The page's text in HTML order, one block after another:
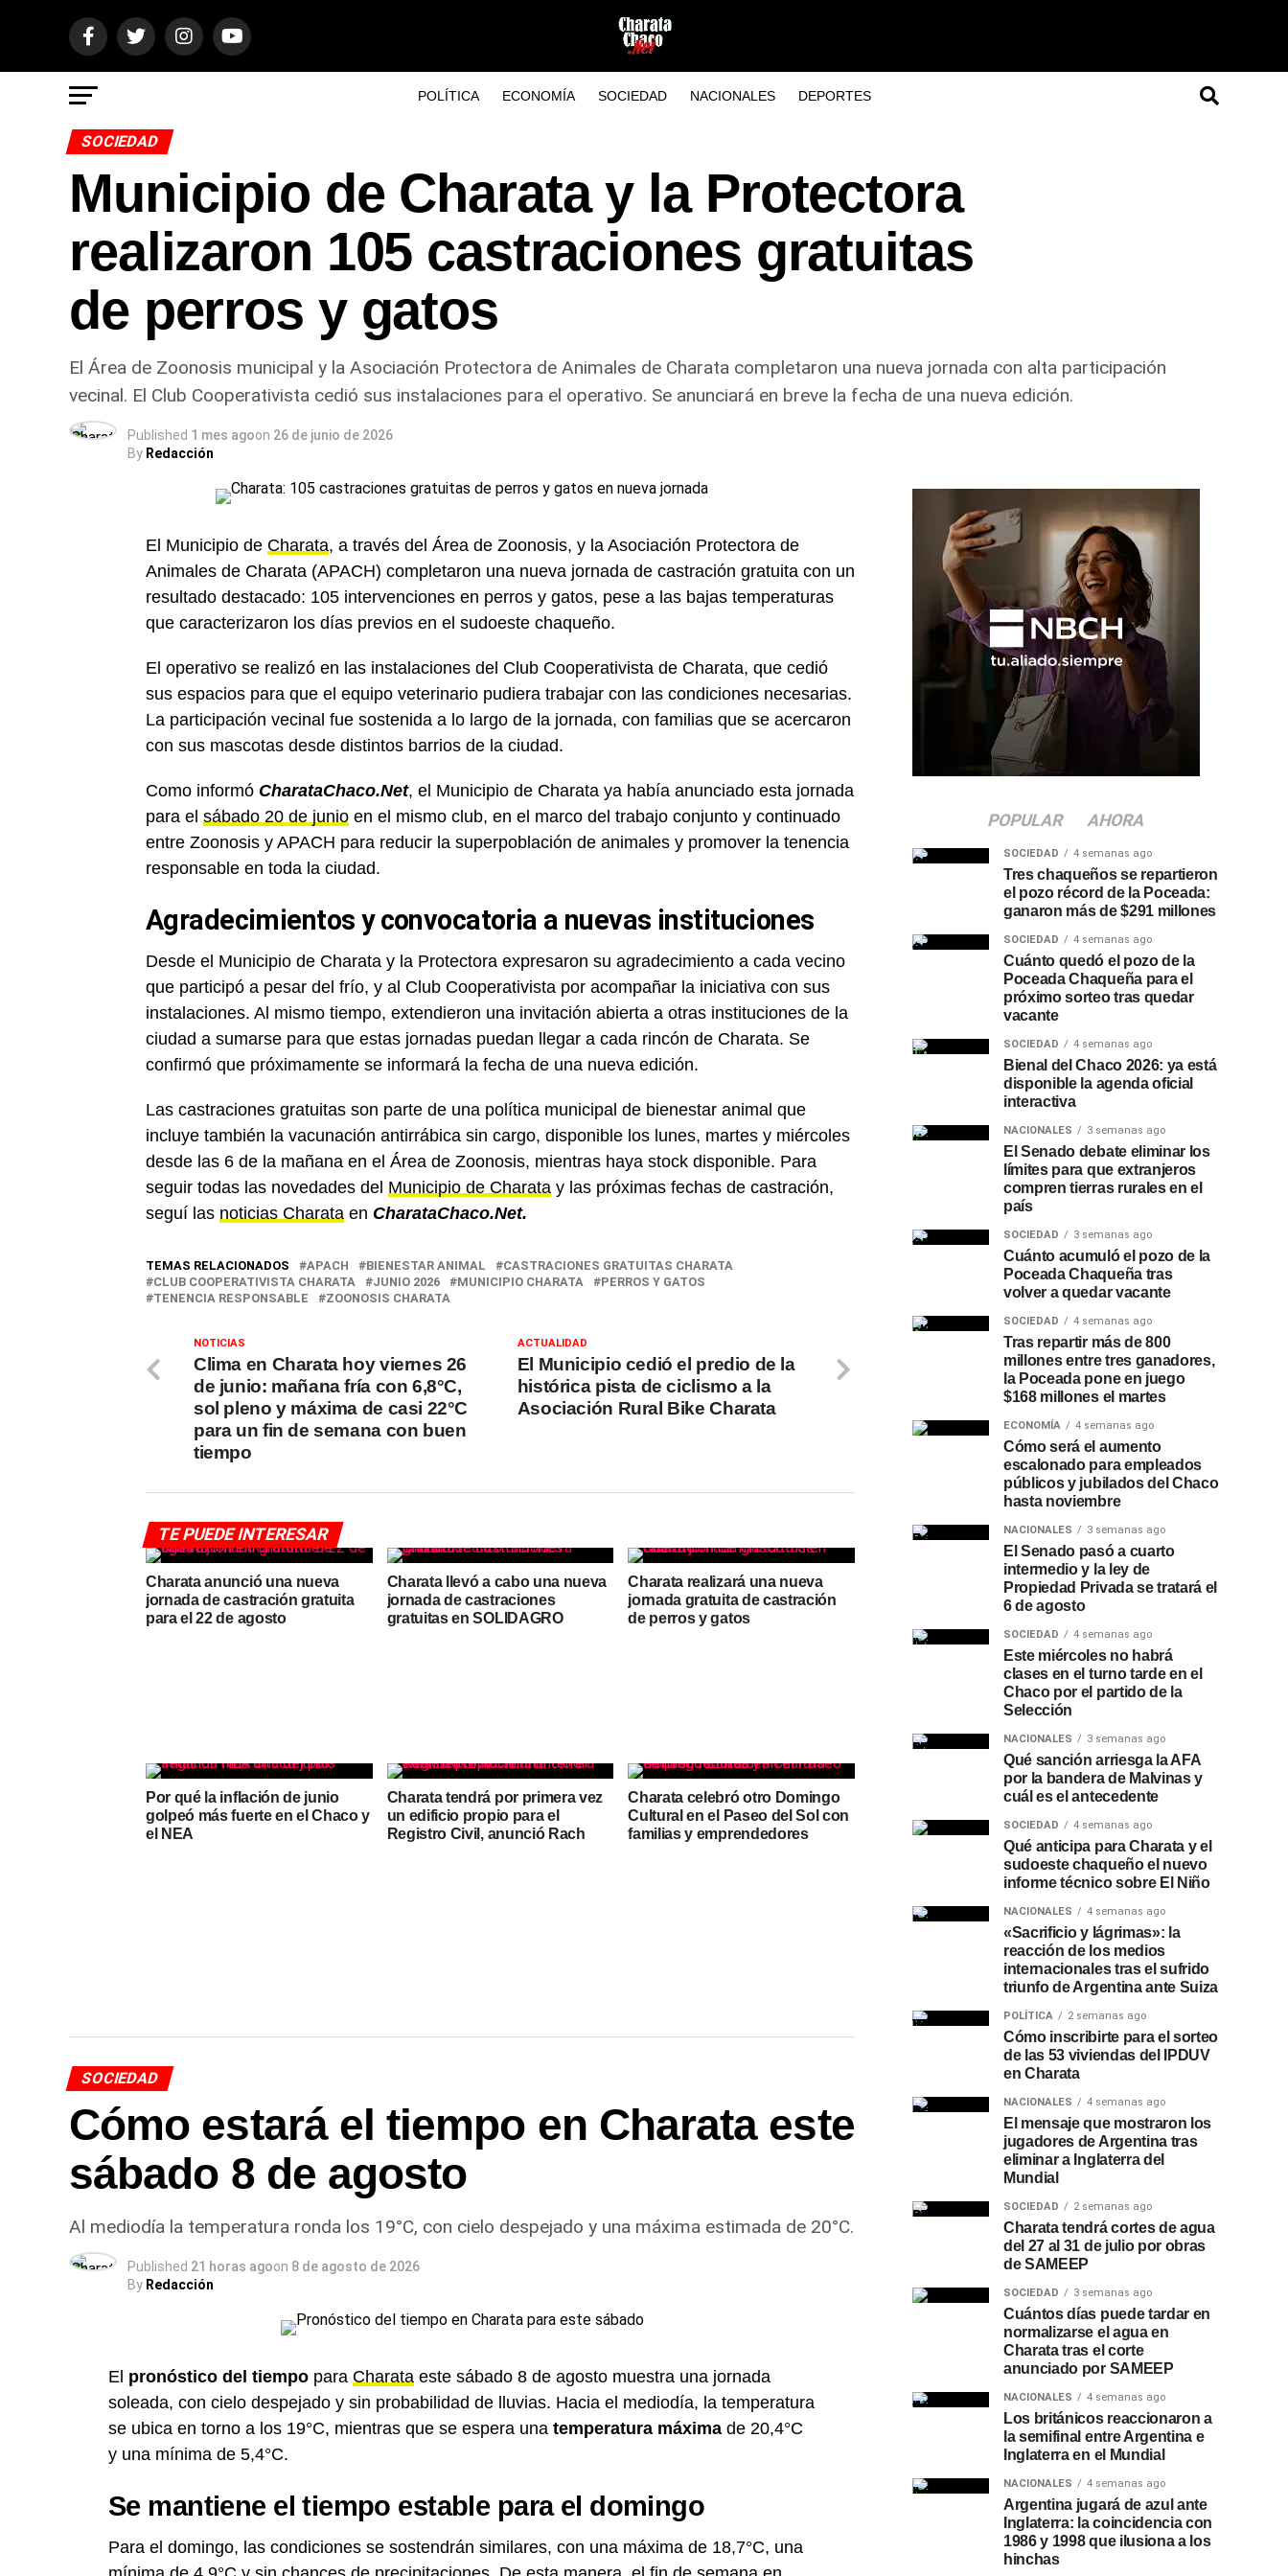
POLÍTICA ECONOMÍA SOCIEDAD NACIONALES DEPORTES
SOCIEDAD
Municipio de Charata y la Protectora
realizaron 105 castraciones gratuitas
de perros y gatos
El Área de Zoonosis municipal y la Asociación Protectora de Animales de Charata completaron una nueva jornada con alta participación
vecinal. El Club Cooperativista cedió sus instalaciones para el operativo. Se anunciará en breve la fecha de una nueva edición.
Published 1 mes agoon 26 de junio de 2026
By Redacción
El Municipio de Charata, a través del Área de Zoonosis, y la Asociación Protectora de
Animales de Charata (APACH) completaron una nueva jornada de castración gratuita con un
resultado destacado: 105 intervenciones en perros y gatos, pese a las bajas temperaturas
que caracterizaron los días previos en el sudoeste chaqueño.
El operativo se realizó en las instalaciones del Club Cooperativista de Charata, que cedió
sus espacios para que el equipo veterinario pudiera trabajar con las condiciones necesarias.
La participación vecinal fue sostenida a lo largo de la jornada, con familias que se acercaron
con sus mascotas desde distintos barrios de la ciudad.
Como informó CharataChaco.Net, el Municipio de Charata ya había anunciado esta jornada
para el sábado 20 de junio en el mismo club, en el marco del trabajo conjunto y continuado
entre Zoonosis y APACH para reducir la superpoblación de animales y promover la tenencia
responsable en toda la ciudad.
Agradecimientos y convocatoria a nuevas instituciones
Desde el Municipio de Charata y la Protectora expresaron su agradecimiento a cada vecino
que participó a pesar del frío, y al Club Cooperativista por acompañar la iniciativa con sus
instalaciones. Al mismo tiempo, extendieron una invitación abierta a otras instituciones de la
ciudad a sumarse para que estas jornadas puedan llegar a cada rincón de Charata. Se
confirmó que próximamente se informará la fecha de una nueva edición.
Las castraciones gratuitas son parte de una política municipal de bienestar animal que
incluye también la vacunación antirrábica sin cargo, disponible los lunes, martes y miércoles
desde las 6 de la mañana en el Área de Zoonosis, mientras haya stock disponible. Para
seguir todas las novedades del Municipio de Charata y las próximas fechas de castración,
seguí las noticias Charata en CharataChaco.Net.
TEMAS RELACIONADOS APACH BIENESTAR ANIMAL
CASTRACIONES GRATUITAS CHARATA
CLUB COOPERATIVISTA CHARATA
JUNIO 2026 MUNICIPIO CHARATA
PERROS Y GATOS
TENENCIA RESPONSABLE
ZOONOSIS CHARATA
ACTUALIDAD
El Municipio cedió el predio de la
histórica pista de ciclismo a la
Asociación Rural Bike Charata
NOTICIAS
Clima en Charata hoy viernes 26
de junio: mañana fría con 6,8°C,
sol pleno y máxima de casi 22°C
para un fin de semana con buen
tiempo
TE PUEDE INTERESAR
Charata anunció una nueva
jornada de castración gratuita
para el 22 de agosto
Charata llevó a cabo una nueva
jornada de castraciones
gratuitas en SOLIDAGRO
Charata realizará una nueva
jornada gratuita de castración
de perros y gatos
Por qué la inflación de junio
golpeó más fuerte en el Chaco y
el NEA
Charata tendrá por primera vez
un edificio propio para el
Registro Civil, anunció Rach
Charata celebró otro Domingo
Cultural en el Paseo del Sol con
familias y emprendedores
SOCIEDAD
Cómo estará el tiempo en Charata este
sábado 8 de agosto
Al mediodía la temperatura ronda los 19°C, con cielo despejado y una máxima estimada de 20°C.
Published 21 horas agoon 8 de agosto de 2026
By Redacción
El pronóstico del tiempo para Charata este sábado 8 de agosto muestra una jornada
soleada, con cielo despejado y sin probabilidad de lluvias. Hacia el mediodía, la temperatura
se ubica en torno a los 19°C, mientras que se espera una temperatura máxima de 20,4°C
y una mínima de 5,4°C.
Se mantiene el tiempo estable para el domingo
Para el domingo, las condiciones se sostendrán similares, con una máxima de 18,7°C, una
POPULAR AHORA
SOCIEDAD 4 semanas ago
Tres chaqueños se repartieron
el pozo récord de la Poceada:
ganaron más de $291 millones
SOCIEDAD 4 semanas ago
Cuánto quedó el pozo de la
Poceada Chaqueña para el
próximo sorteo tras quedar
vacante
SOCIEDAD 4 semanas ago
Bienal del Chaco 2026: ya está
disponible la agenda oficial
interactiva
NACIONALES 3 semanas ago
El Senado debate eliminar los
límites para que extranjeros
compren tierras rurales en el
país
SOCIEDAD 3 semanas ago
Cuánto acumuló el pozo de la
Poceada Chaqueña tras
volver a quedar vacante
SOCIEDAD 4 semanas ago
Tras repartir más de 800
millones entre tres ganadores,
la Poceada pone en juego
$168 millones el martes
ECONOMÍA 4 semanas ago
Cómo será el aumento
escalonado para empleados
públicos y jubilados del Chaco
hasta noviembre
NACIONALES 3 semanas ago
El Senado pasó a cuarto
intermedio y la ley de
Propiedad Privada se tratará el
6 de agosto
SOCIEDAD 4 semanas ago
Este miércoles no habrá
clases en el turno tarde en el
Chaco por el partido de la
Selección
NACIONALES 3 semanas ago
Qué sanción arriesga la AFA
por la bandera de Malvinas y
cuál es el antecedente
SOCIEDAD 4 semanas ago
Qué anticipa para Charata y el
sudoeste chaqueño el nuevo
informe técnico sobre El Niño
NACIONALES 4 semanas ago
«Sacrificio y lágrimas»: la
reacción de los medios
internacionales tras el sufrido
triunfo de Argentina ante Suiza
POLÍTICA 2 semanas ago
Cómo inscribirte para el sorteo
de las 53 viviendas del IPDUV
en Charata
NACIONALES 4 semanas ago
El mensaje que mostraron los
jugadores de Argentina tras
eliminar a Inglaterra del
Mundial
SOCIEDAD 2 semanas ago
Charata tendrá cortes de agua
del 27 al 31 de julio por obras
de SAMEEP
SOCIEDAD 3 semanas ago
Cuántos días puede tardar en
normalizarse el agua en
Charata tras el corte
anunciado por SAMEEP
NACIONALES 4 semanas ago
Los británicos reaccionaron a
la semifinal entre Argentina e
Inglaterra en el Mundial
NACIONALES 4 semanas ago
Argentina jugará de azul ante
Inglaterra: la coincidencia con
1986 y 1998 que ilusiona a los
hinchas